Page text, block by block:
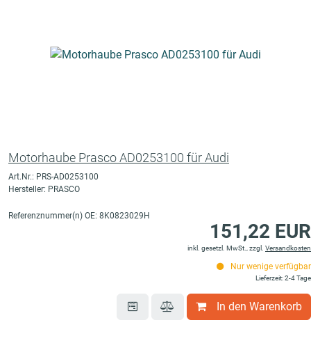
Motorhaube Prasco AD0253100 für Audi
Art.Nr.: PRS-AD0253100
Hersteller: PRASCO
Referenznummer(n) OE: 8K0823029H
151,22 EUR
inkl. gesetzl. MwSt., zzgl. Versandkosten
Nur wenige verfügbar
Lieferzeit: 2-4 Tage
In den Warenkorb